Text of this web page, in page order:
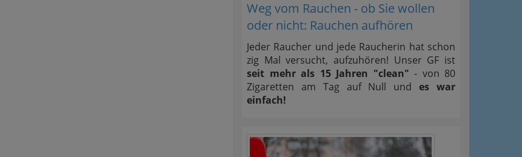
Weg vom Rauchen - ob Sie wollen
oder nicht: Rauchen aufhören
Jeder Raucher und jede Raucherin hat schon
zig Mal versucht, aufzuhören! Unser GF ist
seit mehr als 15 Jahren "clean" - von 80
Zigaretten am Tag auf Null undes war
einfach!